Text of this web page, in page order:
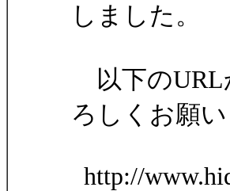
しました。
以下のURL
ろしくお願い
http://